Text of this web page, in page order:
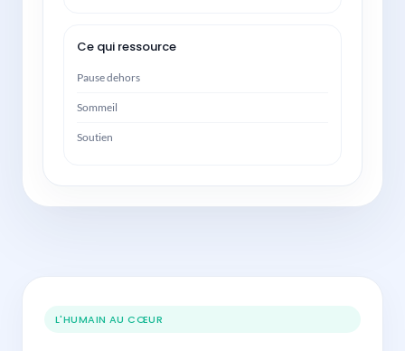
Ce qui ressource
Pause dehors
Sommeil
Soutien
L'HUMAIN AU CŒUR